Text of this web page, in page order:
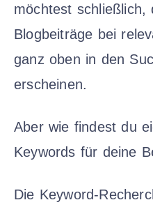
möchtest schließlich,
Blogbeiträge bei
ganz oben in den
erscheinen.
Aber wie findest du
Keywords für deine
Die Keyword-